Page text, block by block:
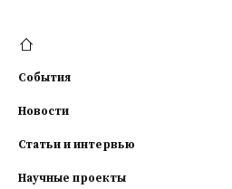
События
Новости
Статьи и интервью
Научные проекты